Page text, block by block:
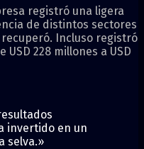
registró una ligera
de distintos sectores
recuperó. Incluso registró
228 millones a USD
invertido en un
selva.»